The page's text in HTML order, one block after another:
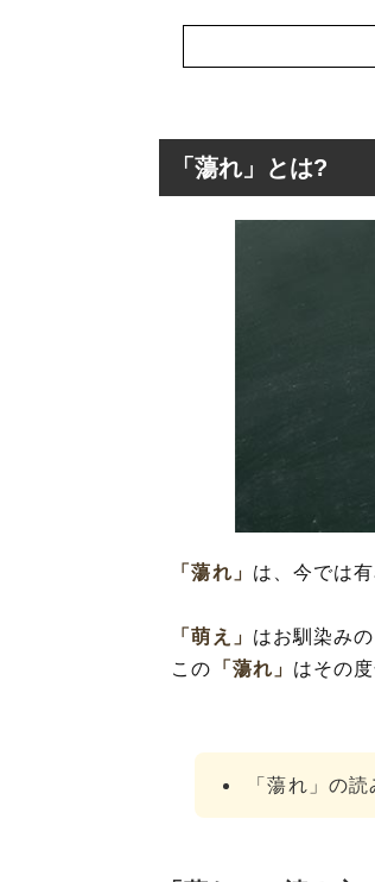
「蕩れ」とは?
「蕩れ」 は、今では
「萌え」 はお馴染み
この 「蕩れ」 はその
「蕩れ」の読